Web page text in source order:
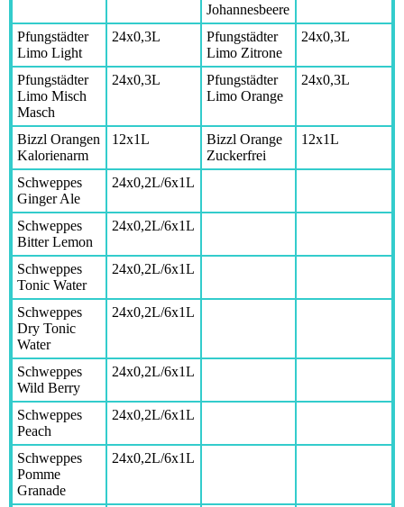
Johannesbeere
Pfungstädter
Limo Light
24x0,3L
Pfungstädter
Limo Zitrone
24x0,3L
Pfungstädter
Limo Misch
Masch
24x0,3L
Pfungstädter
Limo Orange
24x0,3L
Bizzl Orangen
Kalorienarm
12x1L
Bizzl Orange
Zuckerfrei
12x1L
Schweppes
Ginger Ale
24x0,2L/6x1L
Schweppes
Bitter Lemon
24x0,2L/6x1L
Schweppes
Tonic Water
24x0,2L/6x1L
Schweppes
Dry Tonic
Water
24x0,2L/6x1L
Schweppes
Wild Berry
24x0,2L/6x1L
Schweppes
Peach
24x0,2L/6x1L
Schweppes
Pomme
Granade
24x0,2L/6x1L